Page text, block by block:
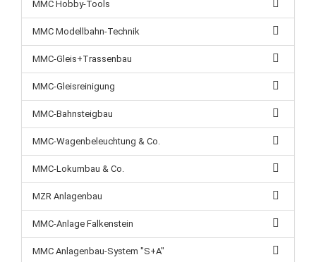
MMC Hobby-Tools
MMC Modellbahn-Technik
MMC-Gleis+Trassenbau
MMC-Gleisreinigung
MMC-Bahnsteigbau
MMC-Wagenbeleuchtung & Co.
MMC-Lokumbau & Co.
MZR Anlagenbau
MMC-Anlage Falkenstein
MMC Anlagenbau-System "S+A"